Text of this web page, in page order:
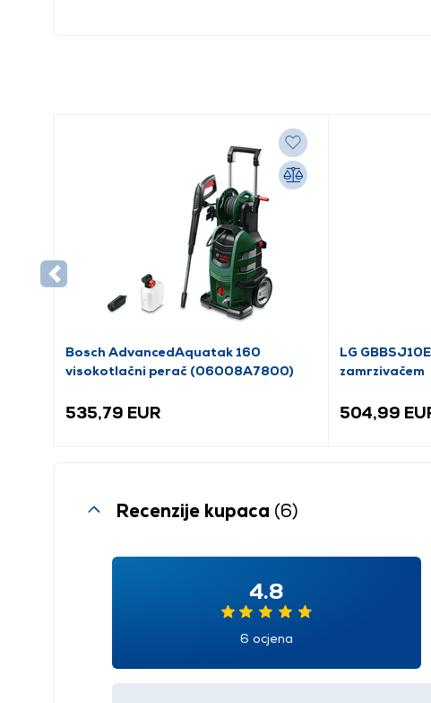
Bosch AdvancedAquatak 160
visokotlačni perač (06008A7800)
535,79 EUR
LG
zamrzivačem
504,99
Recenzije kupaca (6)
4.8
6 ocjena